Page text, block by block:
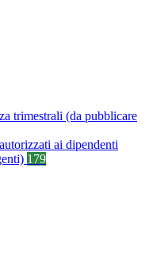
trimestrali (da pubblicare
ai dipendenti
179